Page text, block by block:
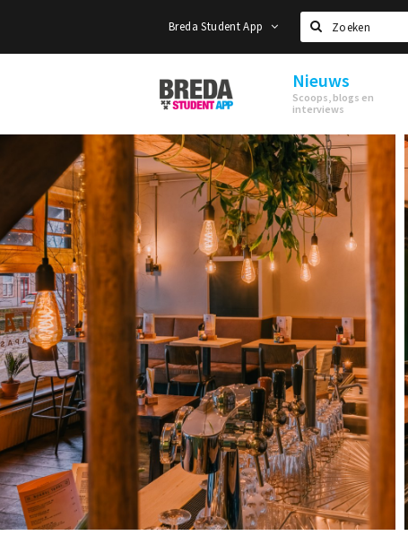
Breda Student App
Zoeken
Breda
Student
Nieuws
Scoops, blogs en
interviews